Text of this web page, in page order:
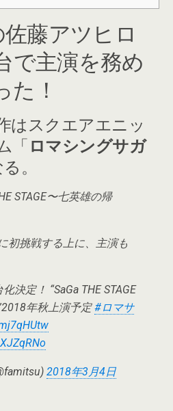
藤アツヒロ
で主演を務め
た！
はスクエアエニッ
「 ロマシングサガ
。
STAGE〜七英雄の帰
初挑戦する上に、主演も
決定！ “SaGa THE STAGE
年秋上演予定#ロマサ
2018年3月4日